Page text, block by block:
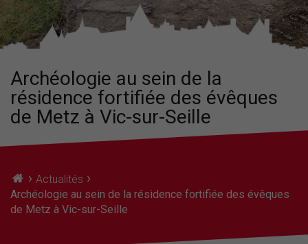
Archéologie au sein de la
résidence fortifiée des évêques
de Metz à Vic-sur-Seille
› Actualités ›
Archéologie au sein de la résidence fortifiée des évêques
de Metz à Vic-sur-Seille